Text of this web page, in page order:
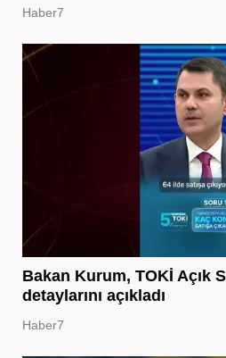
Haber7
Bakan Kurum, TOKİ Açık
detaylarını açıkladı
Haber7